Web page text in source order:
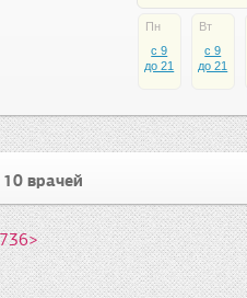
Пн
c 9
до 21
Вт
c 9
до 21
врачей
736>